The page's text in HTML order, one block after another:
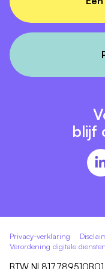
blijf
Privacy-verklaring
Verordening digitale diensten